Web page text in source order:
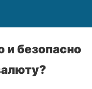
и безопасно